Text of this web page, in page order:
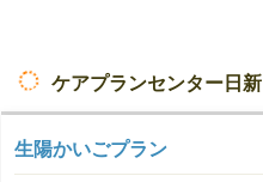
ケアプランセンター日
生陽かいごプラン